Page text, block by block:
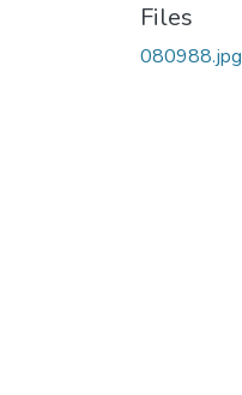
Files
080988.jpg